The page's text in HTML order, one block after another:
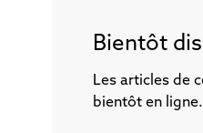
Bientôt
Les articles de
bientôt en ligne.